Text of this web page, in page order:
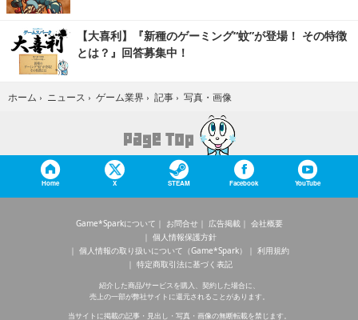
【大喜利】『新種のゲーミング“蚊”が登場！ その特徴
とは？』回答募集中！
ホーム › ニュース › ゲーム業界 › 記事 › 写真・画像
Home X STEAM Facebook YouTube
Game*Sparkについて お問合せ 広告掲載
会社概要
個人情報保護方針
個人情報の取り扱いについて（Game*Spark）
利用規約
特定商取引法に基づく表記
紹介した商品/サービスを購入、契約した場合に、
売上の一部が弊社サイトに還元されることがあります。
当サイトに掲載の記事・見出し・写真・画像の無断転載を禁じます。